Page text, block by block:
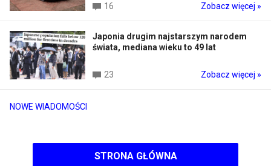
NOWE WIADOMOŚCI
16
Zobacz więcej »
Japonia drugim najstarszym narodem
świata, mediana wieku to 49 lat
23 Zobacz więcej »
STRONA GŁÓWNA